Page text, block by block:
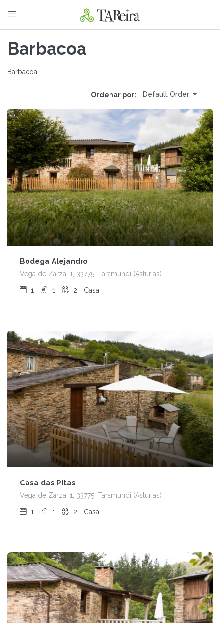
Barbacoa
Barbacoa
Ordenar por: Default Order
Bodega Alejandro
Vega de Zarza, 1, 33775, Taramundi (Asturias)
1 1 2 Casa
Casa das Pitas
Vega de Zarza, 1, 33775, Taramundi (Asturias)
1 1 2 Casa